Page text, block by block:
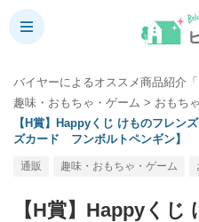
バイヤーによるオススメ商品紹介「
趣味・おもちゃ・ゲーム > おもちゃ
【H賞】Happyくじ けものフレン
ズカード フンボルトペンギン】
通販 趣味・おもちゃ・ゲーム
【H賞】Happyく